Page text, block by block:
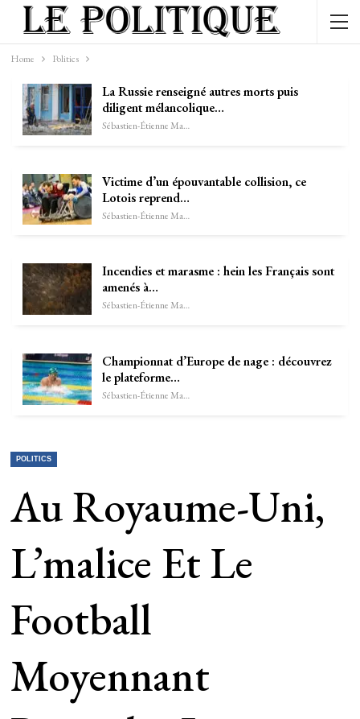
Home Politics
La Russie renseigné autres morts puis
diligent mélancolique…
Sébastien-Étienne Marechal
Victime d’un épouvantable collision, ce
Lotois reprend…
Sébastien-Étienne Marechal
Incendies et marasme : hein les Français sont
amenés à…
Sébastien-Étienne Marechal
Championnat d’Europe de nage : découvrez
le plateforme…
Sébastien-Étienne Marechal
POLITICS
Au Royaume-Uni,
L’malice Et Le
Football
Moyennant